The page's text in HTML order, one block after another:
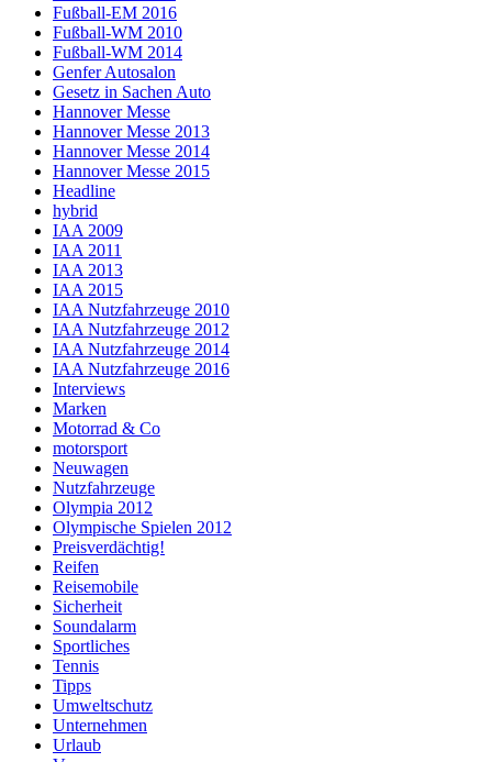
Fußball-EM 2016
Fußball-WM 2010
Fußball-WM 2014
Genfer Autosalon
Gesetz in Sachen Auto
Hannover Messe
Hannover Messe 2013
Hannover Messe 2014
Hannover Messe 2015
Headline
hybrid
IAA 2009
IAA 2011
IAA 2013
IAA 2015
IAA Nutzfahrzeuge 2010
IAA Nutzfahrzeuge 2012
IAA Nutzfahrzeuge 2014
IAA Nutzfahrzeuge 2016
Interviews
Marken
Motorrad & Co
motorsport
Neuwagen
Nutzfahrzeuge
Olympia 2012
Olympische Spielen 2012
Preisverdächtig!
Reifen
Reisemobile
Sicherheit
Soundalarm
Sportliches
Tennis
Tipps
Umweltschutz
Unternehmen
Urlaub